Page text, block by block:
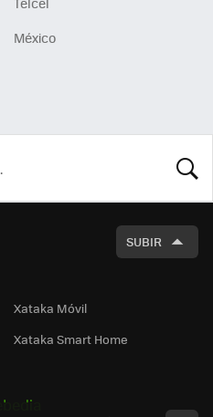
México
SUBIR
Xataka Móvil
Xataka Smart Home